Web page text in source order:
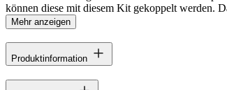
können diese mit diesem Kit gekoppelt werden.
Mehr anzeigen
Produktinformation